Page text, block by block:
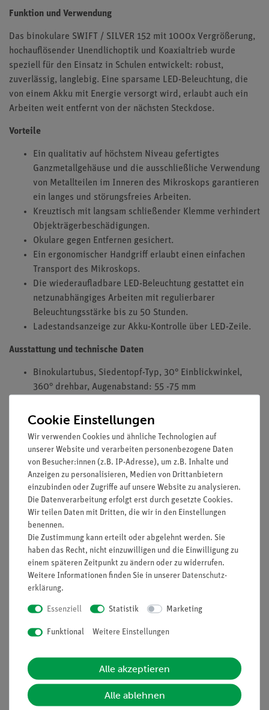
Funktion und Verwendung
Das binokulare SWIFT / SILVER 152 mit 1000x Vergrößerung,
hochauflösender Unendlichoptik und Koaxialtrieb wurde
speziell für den Einsatz in Schulen entwickelt: robust,
zuverlässig, langlebig. Eine sparsame LED-Beleuchtung, die
von einem Akku mit Energie versorgt wird, erlaubt auch ein
Arbeiten weit entfernt von der nächsten Steckdose.
Vorteile
Ein qualitativ auf höchstem Niveau gefertigtes
Ganzmetallgehäuse und die ausschließliche Verwendung
von Metallteilen im Inneren des Mikroskops garantieren
ein langes und störungsfreies Arbeiten.
Kreuztisch mit langsam schließender Klemme verhindert
Objekträgerbeschädigungen.
Okulare gegen Entfernen gesichert.
Ein ergonomischer Handgriff erlaubt einen einfachen
Transport des Mikroskops.
Die wiederaufladbare LED-Beleuchtung gestattet ein
netzunabhängiges Arbeiten mit regulierbarer
Beleuchtungsstärke bis zu 50 Stunden.
Ladestandsanzeige zur Akku-Kontrolle über LED-Zeile.
Ausstattung und technische Daten
Binokulartubus, Siedentopf-Typ, 30° Einblickwinkel,
360° drehbar, Augenabstand: 55 -75 mm
4-fach Objektivrevolver, rückwärts gerichtet
100x (Feder, Öl)
Integrierter Kreuztisch mit abgerundeten Ecken; x- und
y-Bewegung mit koaxialen Triebköpfen
Koaxialer Grob- und Feintrieb
1,25 NA Kondensor mit Irisblende
Regelbare LED-Beleuchtung; 0,5 W
Abmessung: 310 x 173 x 365 mm
Gewicht: 6 kg
Enthaltenes Zubehör: Ladegerät, Staubschutzhülle, Akku
Media / Downloads
Cookie Einstellungen
Wir verwenden Cookies und ähnliche Technologien auf
unserer Website und verarbeiten personenbezogene Daten
von Besucher:innen (z.B. IP-Adresse), um z.B. Inhalte und
Anzeigen zu personalisieren, Medien von Drittanbietern
einzubinden oder Zugriffe auf unsere Website zu analysieren.
Die Datenverarbeitung erfolgt erst durch gesetzte Cookies.
Wir teilen Daten mit Dritten, die wir in den Einstellungen
benennen.
Die Zustimmung kann erteilt oder abgelehnt werden. Sie
haben das Recht, nicht einzuwilligen und die Einwilligung zu
einem späteren Zeitpunkt zu ändern oder zu widerrufen.
Weitere Informationen finden Sie in unserer Daten­schutz­
erklärung.
Essenziell Statistik Marketing
Funktional Weitere Einstellungen
Alle akzeptieren
Alle ablehnen